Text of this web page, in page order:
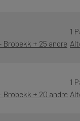
+ 25 andre
1
+ 20 andre
1